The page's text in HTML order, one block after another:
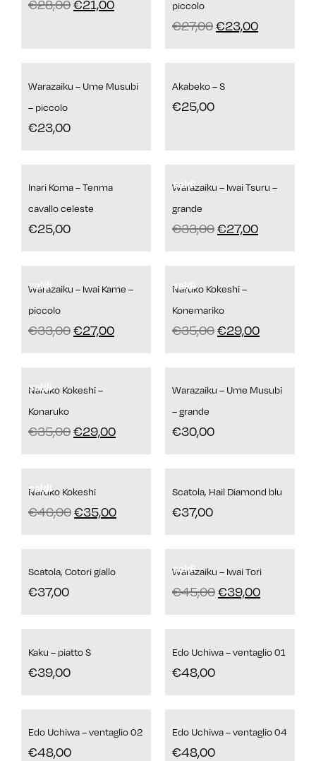
€28,00€21,00
piccolo
€27,00€23,00
Warazaiku – Ume Musubi
– piccolo
€23,00
Akabeko – S
€25,00
Inari Koma – Tenma
cavallo celeste
€25,00
saldi
Warazaiku – Iwai Tsuru –
grande
€33,00€27,00
saldi
Warazaiku – Iwai Kame –
piccolo
€33,00€27,00
saldi
Naruko Kokeshi –
Konemariko
€35,00€29,00
saldi
Naruko Kokeshi –
Konaruko
€35,00€29,00
Warazaiku – Ume Musubi
– grande
€30,00
saldi
Naruko Kokeshi
€46,00€35,00
Scatola, Hail Diamond blu
€37,00
Scatola, Cotori giallo
€37,00
saldi
Warazaiku – Iwai Tori
€45,00€39,00
Kaku – piatto S
€39,00
Edo Uchiwa – ventaglio 01
€48,00
Edo Uchiwa – ventaglio 02
€48,00
Edo Uchiwa – ventaglio 04
€48,00